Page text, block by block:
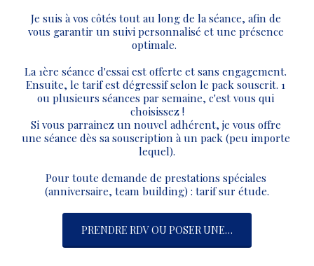
Je suis à vos côtés tout au long de la séance, afin de
vous garantir un suivi personnalisé et une présence
optimale.
La 1ère séance d'essai est offerte et sans engagement.
Ensuite, le tarif est dégressif selon le pack souscrit. 1
ou plusieurs séances par semaine, c'est vous qui
choisissez !
Si vous parrainez un nouvel adhérent, je vous offre
une séance dès sa souscription à un pack (peu importe
lequel).
Pour toute demande de prestations spéciales
(anniversaire, team building) : tarif sur étude.
PRENDRE RDV OU POSER UNE QUESTION